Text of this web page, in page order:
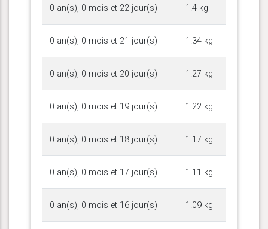
0 an(s), 0 mois et 22 jour(s) 1.4 kg
0 an(s), 0 mois et 21 jour(s) 1.34 kg
0 an(s), 0 mois et 20 jour(s) 1.27 kg
0 an(s), 0 mois et 19 jour(s) 1.22 kg
0 an(s), 0 mois et 18 jour(s) 1.17 kg
0 an(s), 0 mois et 17 jour(s) 1.11 kg
0 an(s), 0 mois et 16 jour(s) 1.09 kg